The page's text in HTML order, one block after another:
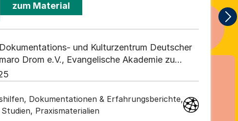
zum Material
Dokumentations- und Kulturzentrum Deutscher
Drom e.V., Evangelische Akademie zu
Gedenkstätten, Forschungsstelle
Universität Heidelberg
Dokumentationen & Erfahrungsberichte,
Praxismaterialien